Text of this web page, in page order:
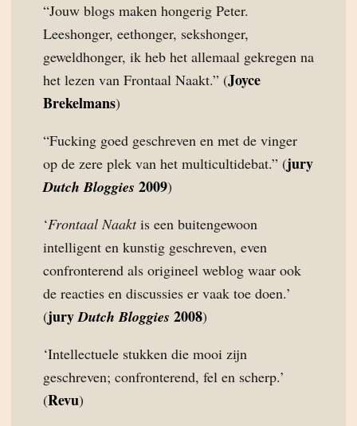
“Jouw blogs maken hongerig Peter.
Leeshonger, eethonger, sekshonger,
geweldhonger, ik heb het allemaal gekregen na
het lezen van Frontaal Naakt.” (Joyce
Brekelmans)
“Fucking goed geschreven en met de vinger
op de zere plek van het multicultidebat.” (jury
Dutch Bloggies 2009)
‘Frontaal Naaktis een buitengewoon
intelligent en kunstig geschreven, even
confronterend als origineel weblog waar ook
de reacties en discussies er vaak toe doen.’
(juryDutch Bloggies 2008)
‘Intellectuele stukken die mooi zijn
geschreven; confronterend, fel en scherp.’
(Revu)